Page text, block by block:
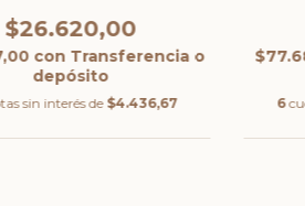
$26.620,00
con Transferencia o
depósito
sin interés de $4.436,67 6